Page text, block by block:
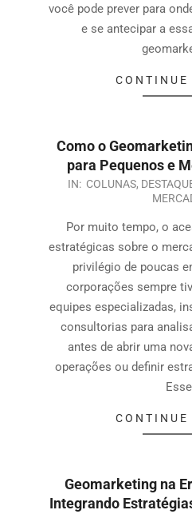
você pode prever para
e se antecipar a
CONTINUE
Como o
para Pequenos e
IN: COLUNAS,
Por muito tempo, o
estratégicas sobre o
privilégio de poucas
corporações sempre
equipes especializadas,
consultorias para
antes de abrir uma
operações ou definir
Esse
CONTINUE
Geomarketing na
Integrando